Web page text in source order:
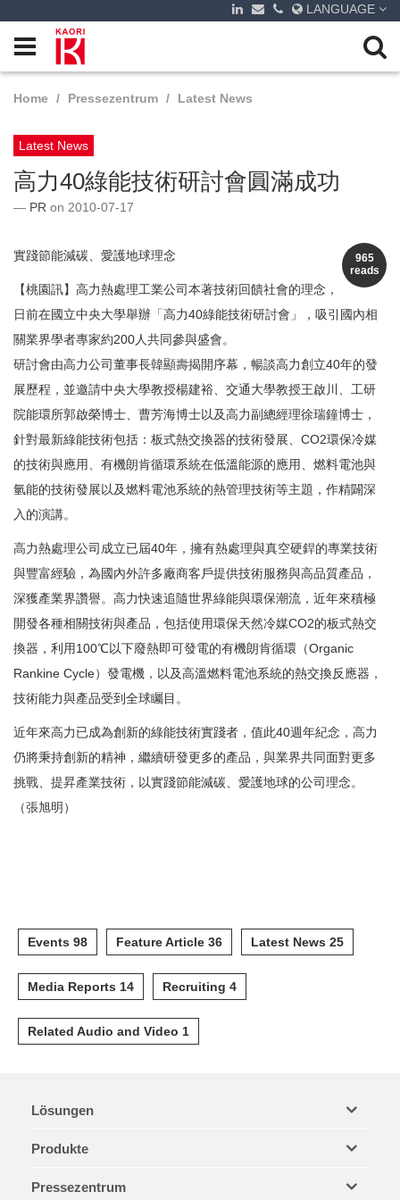
LANGUAGE
Home Pressezentrum Latest News
Latest News
高力40綠能技術研討會圓滿成功
PR on 2010-07-17
965
reads
實踐節能減碳、愛護地球理念
【桃園訊】高力熱處理工業公司本著技術回饋社會的理念，
日前在國立中央大學舉辦「高力40綠能技術研討會」，吸引國內相
關業界學者專家約200人共同參與盛會。
研討會由高力公司董事長韓顯壽揭開序幕，暢談高力創立40年的發
展歷程，並邀請中央大學教授楊建裕、交通大學教授王啟川、工研
院能環所郭啟榮博士、曹芳海博士以及高力副總經理徐瑞鐘博士，
針對最新綠能技術包括：板式熱交換器的技術發展、CO2環保冷媒
的技術與應用、有機朗肯循環系統在低溫能源的應用、燃料電池與
氫能的技術發展以及燃料電池系統的熱管理技術等主題，作精闢深
入的演講。
高力熱處理公司成立已屆40年，擁有熱處理與真空硬銲的專業技術
與豐富經驗，為國內外許多廠商客戶提供技術服務與高品質產品，
深獲產業界讚譽。高力快速追隨世界綠能與環保潮流，近年來積極
開發各種相關技術與產品，包括使用環保天然冷媒CO2的板式熱交
換器，利用100℃以下廢熱即可發電的有機朗肯循環（Organic
Rankine Cycle）發電機，以及高溫燃料電池系統的熱交換反應器，
技術能力與產品受到全球矚目。
近年來高力已成為創新的綠能技術實踐者，值此40週年紀念，高力
仍將秉持創新的精神，繼續研發更多的產品，與業界共同面對更多
挑戰、提昇產業技術，以實踐節能減碳、愛護地球的公司理念。
（張旭明）
Events 98 Feature Article 36 Latest News 25
Media Reports 14 Recruiting 4
Related Audio and Video 1
Lösungen
Produkte
Pressezentrum